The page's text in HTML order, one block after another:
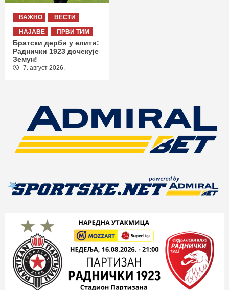
ВАЖНО
ВЕСТИ
НАЈАВЕ
ПРВИ ТИМ
Братски дерби у елити:
Раднички 1923 дочекује
Земун!
7. август 2026.